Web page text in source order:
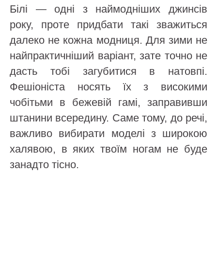
Білі — одні з наймодніших джинсів
року, проте придбати такі зважиться
далеко не кожна модниця. Для зими не
найпрактичніший варіант, зате точно не
дасть тобі загубитися в натовпі.
Фешіоніста носять їх з високими
чобітьми в бежевій гамі, заправивши
штанини всередину. Саме тому, до речі,
важливо вибирати моделі з широкою
халявою, в яких твоїм ногам не буде
занадто тісно.